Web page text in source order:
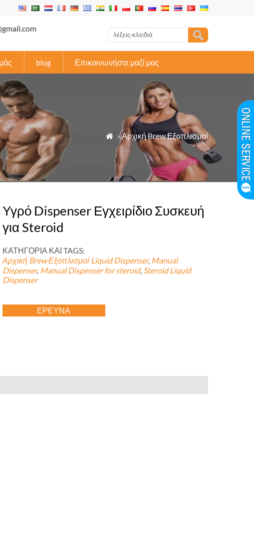
blog Επικοινωνήστε μαζί μας
 »Αρχική Brew Εξοπλισμοί
Υγρό Dispenser Εγχειρίδιο Συσκευή
για Steroid
ΚΑΤΗΓΟΡΙΑ ΚΑΙ TAGS:
Αρχική Brew Εξοπλισμοί Liquid Dispenser, Manual
Dispenser, Manual Dispenser for steroid, Steroid Liquid
Dispenser
ΈΡΕΥΝΑ